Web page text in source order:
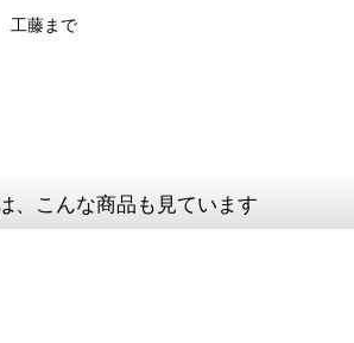
藤まで
、こんな商品も見ています